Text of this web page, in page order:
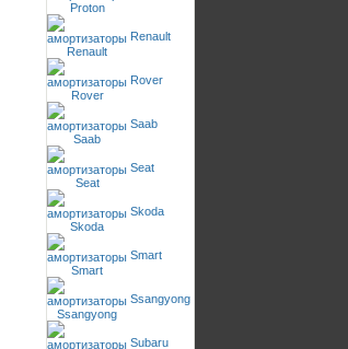
Renault
Rover
Saab
Seat
Skoda
Smart
Ssangyong
Subaru